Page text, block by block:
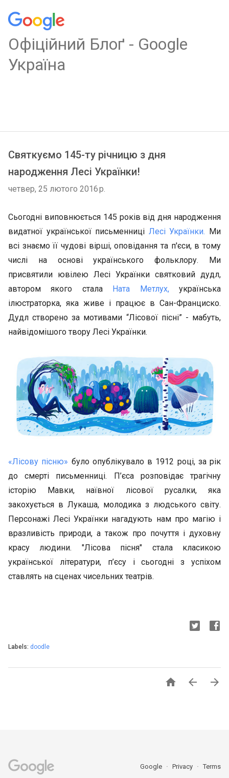
Oфіційний Блоґ - Google
Україна
Святкуємо 145-ту річницю з дня
народження Лесі Українки!
четвер, 25 лютого 2016 р.
Сьогодні виповнюється 145 років від дня народження
видатної української письменниці Лесі Українки. Ми
всі знаємо її чудові вірші, оповідання та п'єси, в тому
числі на основі українського фольклору. Ми
присвятили ювілею Лесі Українки святковий дудл,
автором якого стала Ната Метлух,українська
ілюстраторка, яка живе і працює в Сан-Франциско.
Дудл створено за мотивами “Лісової пісні” - мабуть,
найвідомішого твору Лесі Українки.
«Лісову пісню» було опублікувало в 1912 році, за рік
до смерті письменниці. П’єса розповідає трагічну
історію Мавки, наївної лісової русалки, яка
закохується в Лукаша, молодика з людського світу.
Персонажі Лесі Українки нагадують нам про магію і
вразливість природи, а також про почуття і духовну
красу людини. "Лісова пісня" стала класикою
української літератури, п’єсу і сьогодні з успіхом
ставлять на сценах чисельних театрів.
Labels: doodle
  
Google Privacy Terms